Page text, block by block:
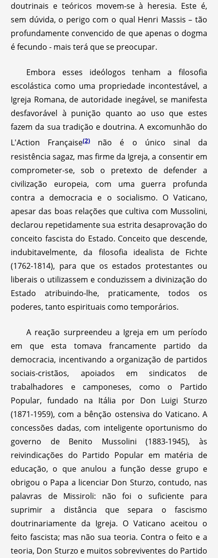
doutrinais e teóricos movem-se à heresia. Este é,
sem dúvida, o perigo com o qual Henri Massis – tão
profundamente convencido de que apenas o dogma
é fecundo - mais terá que se preocupar.
Embora esses ideólogos tenham a filosofia
escolástica como uma propriedade incontestável, a
Igreja Romana, de autoridade inegável, se manifesta
desfavorável à punição quanto ao uso que estes
fazem da sua tradição e doutrina. A excomunhão do
L'Action Française(2)não é o único sinal da
resistência sagaz, mas firme da Igreja, a consentir em
comprometer-se, sob o pretexto de defender a
civilização europeia, com uma guerra profunda
contra a democracia e o socialismo. O Vaticano,
apesar das boas relações que cultiva com Mussolini,
declarou repetidamente sua estrita desaprovação do
conceito fascista do Estado. Conceito que descende,
indubitavelmente, da filosofia idealista de Fichte
(1762-1814), para que os estados protestantes ou
liberais o utilizassem e conduzissem a divinização do
Estado atribuindo-lhe, praticamente, todos os
poderes, tanto espirituais como temporários.
A reação surpreendeu a Igreja em um período
em que esta tomava francamente partido da
democracia, incentivando a organização de partidos
sociais-cristãos, apoiados em sindicatos de
trabalhadores e camponeses, como o Partido
Popular, fundado na Itália por Don Luigi Sturzo
(1871-1959), com a bênção ostensiva do Vaticano. A
concessões dadas, com inteligente oportunismo do
governo de Benito Mussolini (1883-1945), às
reivindicações do Partido Popular em matéria de
educação, o que anulou a função desse grupo e
obrigou o Papa a licenciar Don Sturzo, contudo, nas
palavras de Missiroli: não foi o suficiente para
suprimir a distância que separa o fascismo
doutrinariamente da Igreja. O Vaticano aceitou o
feito fascista; mas não sua teoria. Contra o feito e a
teoria, Don Sturzo e muitos sobreviventes do Partido